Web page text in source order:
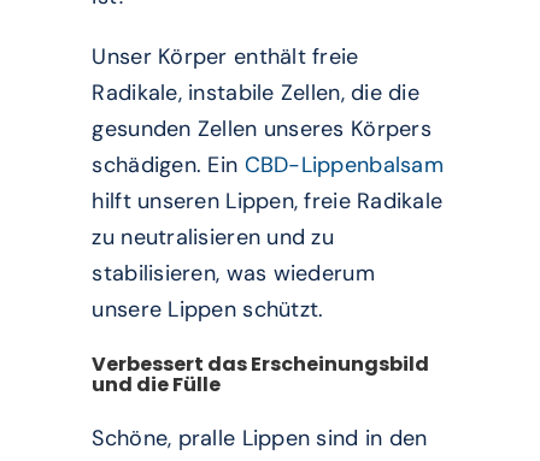
Unser Körper enthält freie
Radikale, instabile Zellen, die die
gesunden Zellen unseres Körpers
schädigen. Ein CBD-Lippenbalsam
hilft unseren Lippen, freie Radikale
zu neutralisieren und zu
stabilisieren, was wiederum
unsere Lippen schützt.
Verbessert das Erscheinungsbild
und die Fülle
Schöne, pralle Lippen sind in den